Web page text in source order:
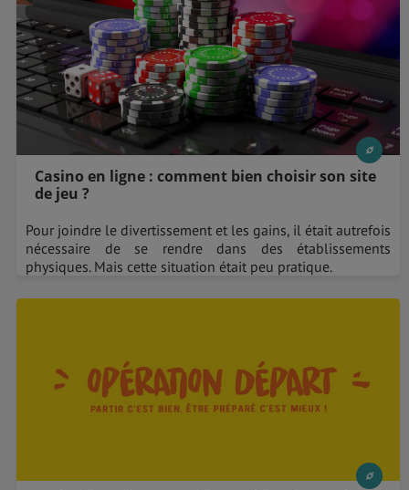
Casino en ligne : comment bien choisir son site
de jeu ?
Pour joindre le divertissement et les gains, il était autrefois
nécessaire de se rendre dans des établissements
physiques. Mais cette situation était peu pratique.